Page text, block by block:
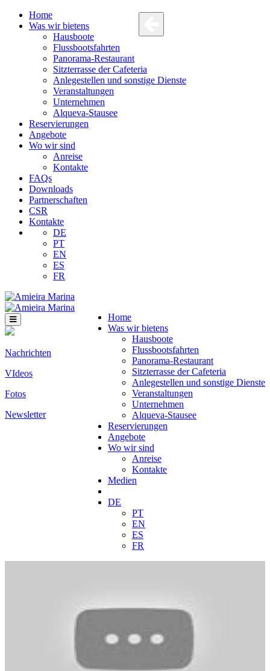
Home
Was wir bietens
Hausboote
Flussbootsfahrten
Panorama-Restaurant
Sitzterrasse der Cafeteria
Anlegestellen und sonstige Dienste
Veranstaltungen
Unternehmen
Alqueva-Stausee
Reservierungen
Angebote
Wo wir sind
Anreise
Kontakte
FAQs
Downloads
Partnerschaften
CSR
Kontakte
DE
PT
EN
ES
FR
Home
Was wir bietens
Hausboote
Flussbootsfahrten
Panorama-Restaurant
Sitzterrasse der Cafeteria
Anlegestellen und sonstige Dienste
Veranstaltungen
Unternehmen
Alqueva-Stausee
Reservierungen
Angebote
Wo wir sind
Anreise
Kontakte
Medien
DE
PT
EN
ES
FR
Nachrichten
VIdeos
Fotos
Newsletter